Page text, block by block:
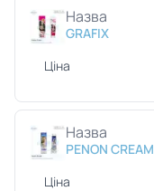
Назва
GRAFIX
Ціна
Назва
PENON CREAM
Ціна